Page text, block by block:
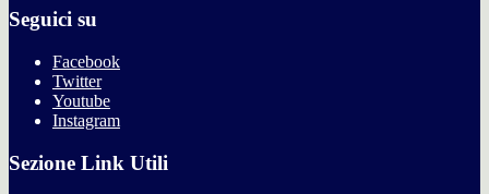
Seguici su
Facebook
Twitter
Youtube
Instagram
Sezione Link Utili